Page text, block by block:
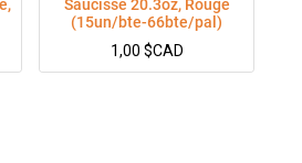
Saucisse 20.3oz, Rouge
(15un/bte-66bte/pal)
1,00 $CAD